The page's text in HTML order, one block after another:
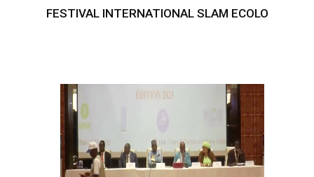
FESTIVAL INTERNATIONAL SLAM ECOLO